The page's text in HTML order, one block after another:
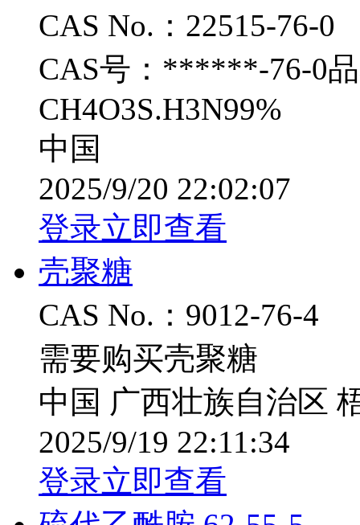
CAS No.：22515-76-0
CAS号：******-76-0
CH4O3S.H3N99%
中国
2025/9/20 22:02:07
登录立即查看
壳聚糖
CAS No.：9012-76-4
需要购买壳聚糖
中国 广西壮族自治区
2025/9/19 22:11:34
登录立即查看